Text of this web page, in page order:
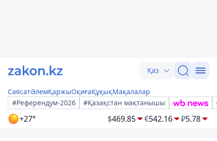
Қаз
СаясатӘлемҚаржыОқиғаҚұқықМақалалар
#Референдум-2026
#Қазақстан мақтанышы
+27° $469.85 €542.16 ₽5.78